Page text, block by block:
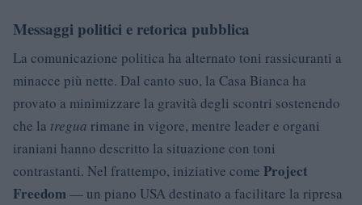
Messaggi politici e retorica pubblica
La comunicazione politica ha alternato toni rassicuranti a
minacce più nette. Dal canto suo, la Casa Bianca ha
provato a minimizzare la gravità degli scontri sostenendo
che la tregua rimane in vigore, mentre leader e organi
iraniani hanno descritto la situazione con toni
contrastanti. Nel frattempo, iniziative come Project
Freedom— un piano USA destinato a facilitare la ripresa